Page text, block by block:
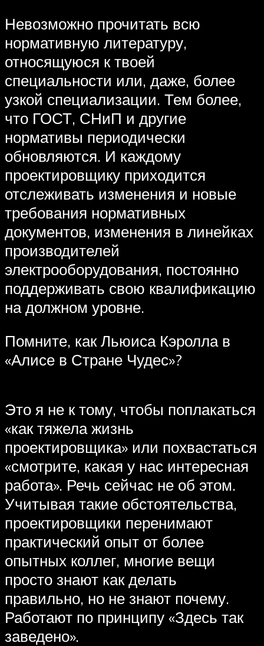
Невозможно прочитать всю
нормативную литературу,
относящуюся к твоей
специальности или, даже, более
узкой специализации. Тем более,
что ГОСТ, СНиП и другие
нормативы периодически
обновляются. И каждому
проектировщику приходится
отслеживать изменения и новые
требования нормативных
документов, изменения в линейках
производителей
электрооборудования, постоянно
поддерживать свою квалификацию
на должном уровне.
Помните, как Льюиса Кэролла в
«Алисе в Стране Чудес»?
Это я не к тому, чтобы поплакаться
«как тяжела жизнь
проектировщика» или похвастаться
«смотрите, какая у нас интересная
работа». Речь сейчас не об этом.
Учитывая такие обстоятельства,
проектировщики перенимают
практический опыт от более
опытных коллег, многие вещи
просто знают как делать
правильно, но не знают почему.
Работают по принципу «Здесь так
заведено».